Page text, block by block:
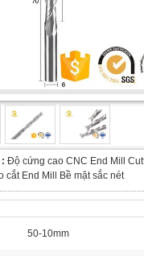
Độ cứng cao CNC End Mill
cắt End Mill Bề mặt sắc nét
50-10mm